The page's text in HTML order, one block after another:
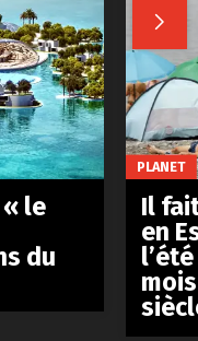

le
du
PLANET
Il
en